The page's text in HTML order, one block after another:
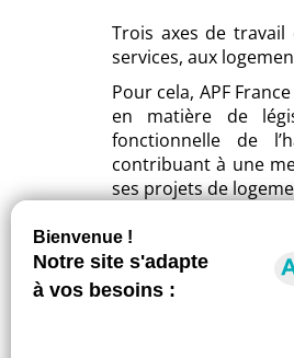
Trois axes de travail
services, aux
Pour cela, APF
en matière de
fonctionnelle de
contribuant à une
ses projets de
pleinement
sensibilisera et
handicap.
Cette démarche
situation de
réussi et invite à